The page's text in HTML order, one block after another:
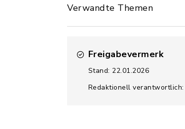
Verwandte Themen
Freigabevermerk
Stand: 22.01.2026
Redaktionell